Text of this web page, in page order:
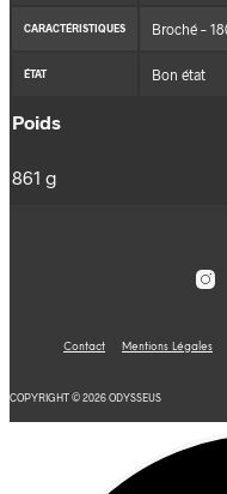
CARACTÉRISTIQUES Broché –
ÉTAT Bon état
Poids
861 g
Contact Mentions Légales
COPYRIGHT © 2026 ODYSSEUS